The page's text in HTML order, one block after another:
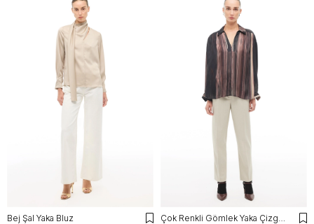
Bej Şal Yaka Bluz Çok Renkli Gömlek Yaka Çizgili Bluz